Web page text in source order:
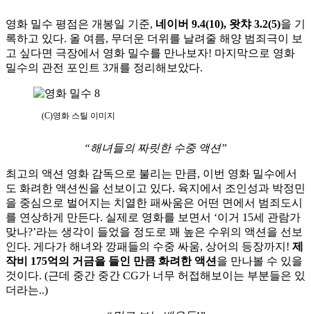
영화 밀수 평점은 개봉일 기준, 네이버 9.4(10), 왓챠 3.2(5)을 기
록하고 있다. 올 여름, 무더운 더위를 날려줄 해양 범죄극이 보
고 싶다면 극장에서 영화 밀수를 만나보자! 마지막으로 영화
밀수의 관전 포인트 3개를 정리해보았다.
(C)영화 스틸 이미지
“해녀들의 짜릿한 수중 액션”
최고의 액션 영화 감독으로 불리는 만큼, 이번 영화 밀수에서
도 화려한 액션씬을 선보이고 있다. 육지에서 조인성과 박정민
을 중심으로 벌어지는 치열한 패싸움은 어떤 면에서 범죄도시
를 연상하게 만든다. 실제로 영화를 보면서 ‘이거 15세 관람가
맞나?’라는 생각이 들었을 정도로 꽤 높은 수위의 액션을 선보
인다. 게다가 해녀와 깡패들의 수중 싸움, 상어의 등장까지! 제
작비 175억의 거금을 들인 만큼 화려한 액션 을 만나볼 수 있을
것이다. (근데 중간 중간 CG가 너무 허접해보이는 부분들은 있
더라는..)